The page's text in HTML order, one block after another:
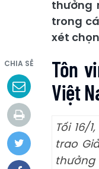
thưởng
trong
xét
CHIA SẺ
Tôn
Việt
Tối 16/
trao